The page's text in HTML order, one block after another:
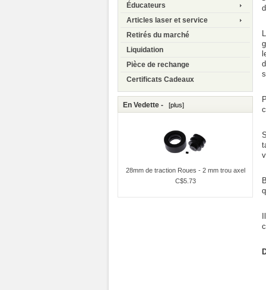
Éducateurs
Articles laser et service
Retirés du marché
Liquidation
Pièce de rechange
Certificats Cadeaux
En Vedette - [plus]
28mm de traction Roues - 2 mm trou axel
C$5.73